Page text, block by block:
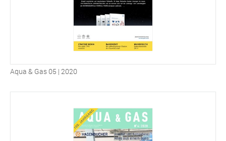
Aqua & Gas 05 | 2020